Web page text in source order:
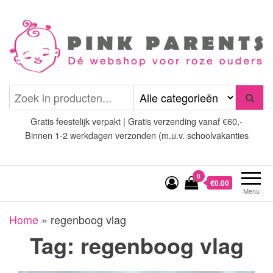
inhoud
Pink Parents
(wens)ouders
Gratis feestelijk verpakt | Gratis verzending vanaf €60,-
Binnen 1-2 werkdagen verzonden (m.u.v. schoolvakanties
Menu
0
€0.00
Home » regenboog vlag
Tag: regenboog vlag